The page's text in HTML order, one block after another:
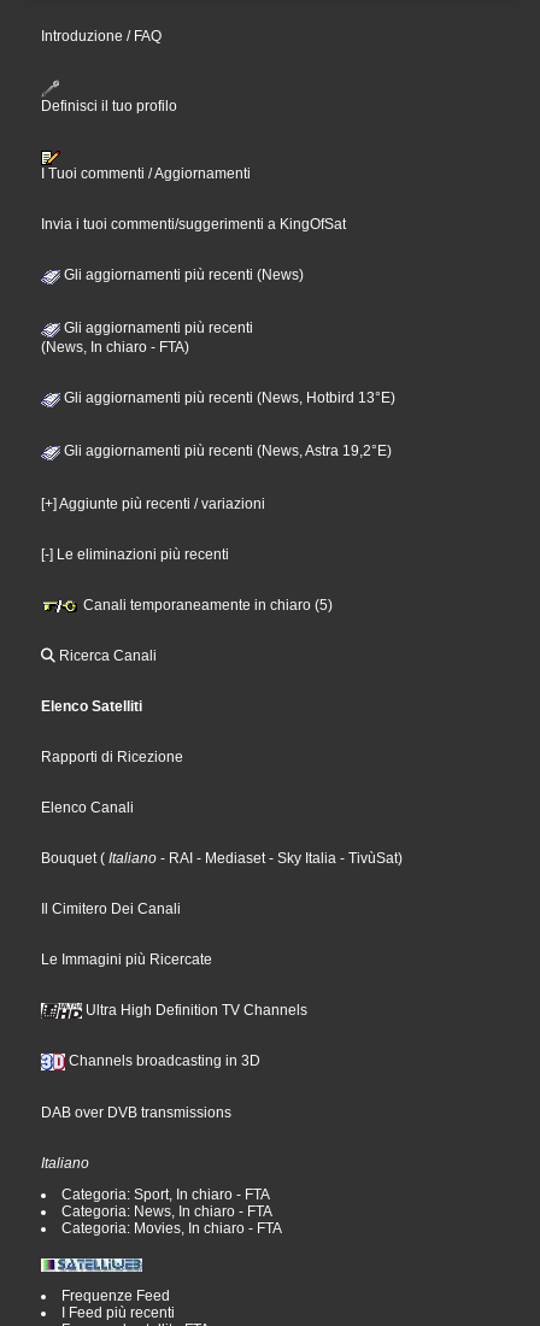
Introduzione / FAQ
Definisci il tuo profilo
I Tuoi commenti / Aggiornamenti
Invia i tuoi commenti/suggerimenti a KingOfSat
Gli aggiornamenti più recenti (News)
Gli aggiornamenti più recenti
(News, In chiaro - FTA)
Gli aggiornamenti più recenti (News, Hotbird 13°E)
Gli aggiornamenti più recenti (News, Astra 19,2°E)
[+] Aggiunte più recenti / variazioni
[-] Le eliminazioni più recenti
Canali temporaneamente in chiaro (5)
Ricerca Canali
Elenco Satelliti
Rapporti di Ricezione
Elenco Canali
Bouquet ( Italiano - RAI - Mediaset - Sky Italia - TivùSat)
Il Cimitero Dei Canali
Le Immagini più Ricercate
Ultra High Definition TV Channels
Channels broadcasting in 3D
DAB over DVB transmissions
Italiano
Categoria: Sport, In chiaro - FTA
Categoria: News, In chiaro - FTA
Categoria: Movies, In chiaro - FTA
Frequenze Feed
I Feed più recenti